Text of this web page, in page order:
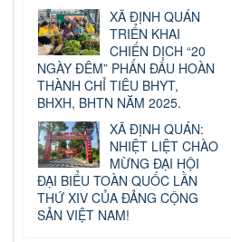
XÃ ĐỊNH QUÁN
TRIỂN KHAI
CHIẾN DỊCH “20
NGÀY ĐÊM” PHẤN ĐẤU HOÀN
THÀNH CHỈ TIÊU BHYT,
BHXH, BHTN NĂM 2025.
XÃ ĐỊNH QUÁN:
NHIỆT LIỆT CHÀO
MỪNG ĐẠI HỘI
ĐẠI BIỂU TOÀN QUỐC LẦN
THỨ XIV CỦA ĐẢNG CỘNG
SẢN VIỆT NAM!